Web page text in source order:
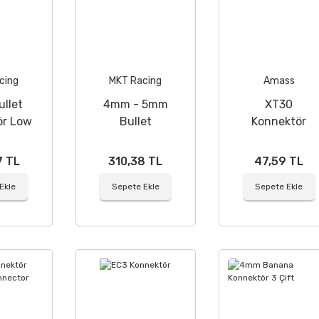
Low
TL
MKT Racing
4mm - 5mm
Bullet
Adet
310,38 TL
Sepete Ekle
Amass
XT30
Konnektör
47,59 TL
Sepete Ekle